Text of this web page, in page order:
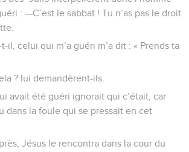
: —C’est le sabbat ! Tu n’as pas le droit
il, celui qui m’a guéri m’a dit : « Prends ta
? lui demandèrent-ils.
avait été guéri ignorait qui c’était, car
dans la foule qui se pressait en cet
Jésus le rencontra dans la cour du